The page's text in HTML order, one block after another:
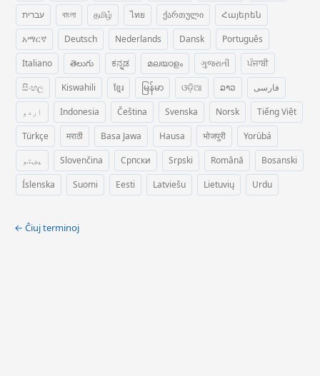
עברית
বাংলা தமிழ் ไทย ქართული
Հայերեն
አማርኛ
Deutsch Nederlands Dansk
Português
Italiano
తెలుగు ಕನ್ನಡ മലയാളം ગુજરાતી
ਪੰਜਾਬੀ
සිංහල
Kiswahili ខ្មែរ မြန်မာ ଓଡ଼ିଆ ລາວ
فارسی
اردو
Indonesia Čeština Svenska Norsk
Tiếng Việt
Türkçe
मराठी Basa Jawa Hausa भोजपुरी
Yorùbá
پښتو
Slovenčina Српски Srpski Română
Bosanski
Íslenska
Suomi Eesti Latviešu Lietuvių Urdu
← Ĉiuj terminoj